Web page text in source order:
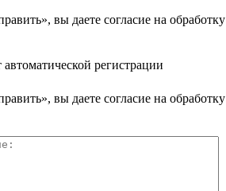
вы даете согласие на обработку
автоматической регистрации
вы даете согласие на обработку